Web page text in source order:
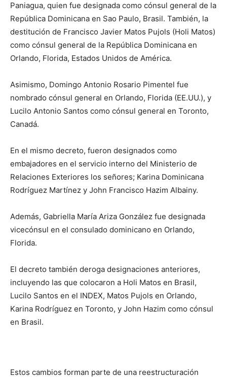
Paniagua, quien fue designada como cónsul general de la
República Dominicana en Sao Paulo, Brasil. También, la
destitución de Francisco Javier Matos Pujols (Holi Matos)
como cónsul general de la República Dominicana en
Orlando, Florida, Estados Unidos de América.
Asimismo, Domingo Antonio Rosario Pimentel fue
nombrado cónsul general en Orlando, Florida (EE.UU.), y
Lucilo Antonio Santos como cónsul general en Toronto,
Canadá.
En el mismo decreto, fueron designados como
embajadores en el servicio interno del Ministerio de
Relaciones Exteriores los señores; Karina Dominicana
Rodríguez Martínez y John Francisco Hazim Albainy.
Además, Gabriella María Ariza González fue designada
vicecónsul en el consulado dominicano en Orlando,
Florida.
El decreto también deroga designaciones anteriores,
incluyendo las que colocaron a Holi Matos en Brasil,
Lucilo Santos en el INDEX, Matos Pujols en Orlando,
Karina Rodríguez en Toronto, y John Hazim como cónsul
en Brasil.
Estos cambios forman parte de una reestructuración